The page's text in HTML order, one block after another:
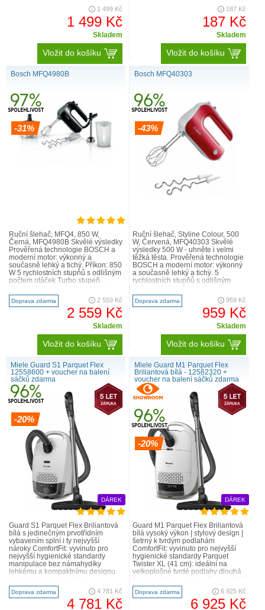
HyClose ComfortFit3– nejnovější
1 499 Kč
1 499 Kč
Skladem
Vložit do košíku
pomáhá prodloužit životnost.. 187 Kč
187 Kč
Skladem
Vložit do košíku
Bosch MFQ4980B
-31%
Ruční šlehač, MFQ4, 850 W,
Černá, MFQ4980B Skvělé výsledky
Prověřená technologie BOSCH a
moderní motor: výkonný a
současně lehký a tichý. Příkon: 850
W 5 rychlostních stupňů s odlišným
počtem otáček Turbo stupeň
protiskluzová a měkčen..
Doprava zdarma 2 559 Kč
2 559 Kč
Skladem
Vložit do košíku
Bosch MFQ40303
-43%
Ruční šlehač, Styline Colour, 500
W, Červená, MFQ40303 Skvělé
výsledky 500 W - uhněte i velmi
těžká těsta. Prověřená technologie
BOSCH a moderní motor: výkonný
a současně lehký a tichý. 5
rychlostních stupňů s odlišným
Komfort Ergonomick..
Doprava zdarma 959 Kč
959 Kč
Skladem
Vložit do košíku
Miele Guard S1 Parquet Flex
12558600 + voucher na balení
sáčků zdarma
-20%
DÁREK
Guard S1 Parquet Flex Briliantová
bílá s jedinečným prvotřídním
vybavením splní i ty nejvyšší
nároky ComfortFit: vyvinuto pro
nejvyšší hygienické standardy
manipulace bez námahydíky
lehkému a kompaktnímu designu
pohodlnou manipulaci dosah 10 m:
vys..
Doprava zdarma 4 781 Kč
4 781 Kč
Miele Guard M1 Parquet Flex
Briliantová bílá - 12562320 +
voucher na balení sáčků zdarma
-20%
DÁREK
Guard M1 Parquet Flex Briliantová
bílá vysoký výkon | stylový design |
šetrný k tvrdým podlahám
ComfortFit: vyvinuto pro nejvyšší
hygienické standardy Parquet
Twister XL (41 cm): ideální na
velkoplošné tvrdé podlahy dlouhá
let2 výškově ..
Doprava zdarma 6 925 Kč
6 925 Kč